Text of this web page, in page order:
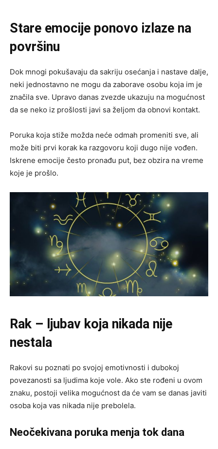
Stare emocije ponovo izlaze na
površinu
Dok mnogi pokušavaju da sakriju osećanja i nastave dalje,
neki jednostavno ne mogu da zaborave osobu koja im je
značila sve. Upravo danas zvezde ukazuju na mogućnost
da se neko iz prošlosti javi sa željom da obnovi kontakt.
Poruka koja stiže možda neće odmah promeniti sve, ali
može biti prvi korak ka razgovoru koji dugo nije vođen.
Iskrene emocije često pronađu put, bez obzira na vreme
koje je prošlo.
Rak – ljubav koja nikada nije
nestala
Rakovi su poznati po svojoj emotivnosti i dubokoj
povezanosti sa ljudima koje vole. Ako ste rođeni u ovom
znaku, postoji velika mogućnost da će vam se danas javiti
osoba koja vas nikada nije prebolela.
Neočekivana poruka menja tok dana